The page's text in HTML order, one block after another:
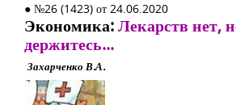
● №26 (1423) от 24.06.2020
Экономика:Лекарств нет,
держитесь...
Захарченко В.А.